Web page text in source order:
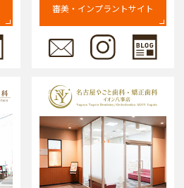
審美・インプラントサイト